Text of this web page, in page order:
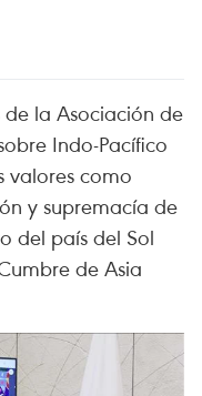
de la Asociación de
Indo-Pacífico
valores como
y supremacía de
del país del Sol
de Asia